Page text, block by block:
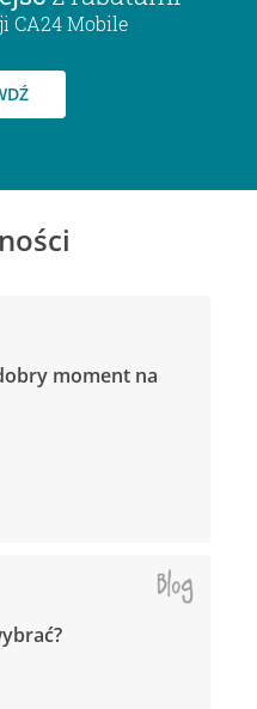
CA24 Mobile
moment na